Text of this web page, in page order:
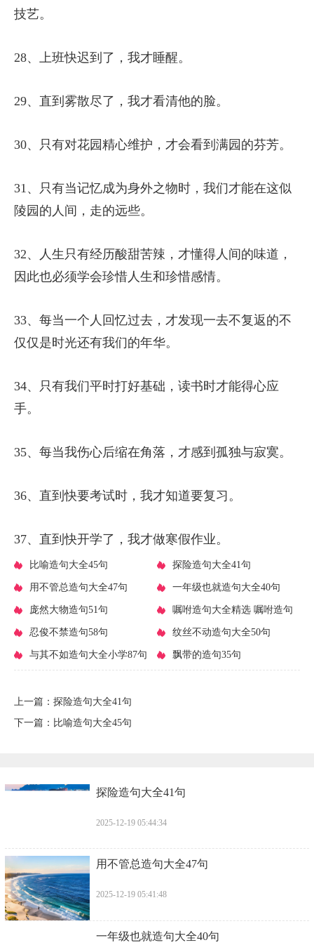
技艺。
28、上班快迟到了，我才睡醒。
29、直到雾散尽了，我才看清他的脸。
30、只有对花园精心维护，才会看到满园的芬芳。
31、只有当记忆成为身外之物时，我们才能在这似
陵园的人间，走的远些。
32、人生只有经历酸甜苦辣，才懂得人间的味道，
因此也必须学会珍惜人生和珍惜感情。
33、每当一个人回忆过去，才发现一去不复返的不
仅仅是时光还有我们的年华。
34、只有我们平时打好基础，读书时才能得心应
手。
35、每当我伤心后缩在角落，才感到孤独与寂寞。
36、直到快要考试时，我才知道要复习。
37、直到快开学了，我才做寒假作业。
​比喻造句大全45句 ​探险造句大全41句
​用不管总造句大全47句 ​一年级也就造句大全40句
​庞然大物造句51句 ​嘱咐造句大全精选 嘱咐造句
大全
​忍俊不禁造句58句 ​纹丝不动造句大全50句
​与其不如造句大全小学87句 ​飘带的造句35句
上一篇： ​探险造句大全41句
下一篇： ​比喻造句大全45句
​探险造句大全41句
2025-12-19 05:44:34
​用不管总造句大全47句
2025-12-19 05:41:48
​一年级也就造句大全40句